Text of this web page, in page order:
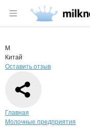
Раздел
Страница
Страница компании
Краткая
М
Китай
Оставить отзыв
Навигация по
Главная
Молочные предприятия